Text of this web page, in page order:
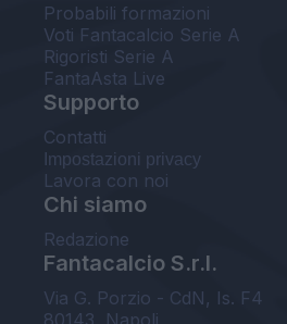
Probabili formazioni
Voti Fantacalcio Serie A
Rigoristi Serie A
FantaAsta Live
Supporto
Contatti
Impostazioni privacy
Lavora con noi
Chi siamo
Redazione
Fantacalcio S.r.l.
Via G. Porzio - CdN, Is. F4
80143, Napoli